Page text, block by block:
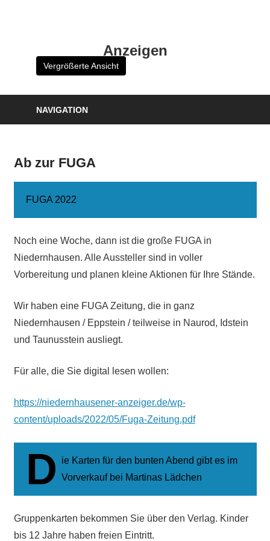
Anzeigen
Vergrößerte Ansicht
NAVIGATION
Ab zur FUGA
FUGA 2022
Noch eine Woche, dann ist die große FUGA in
Niedernhausen. Alle Aussteller sind in voller
Vorbereitung und planen kleine Aktionen für Ihre Stände.
Wir haben eine FUGA Zeitung, die in ganz
Niedernhausen / Eppstein / teilweise in Naurod, Idstein
und Taunusstein ausliegt.
Für alle, die Sie digital lesen wollen:
https://niedernhausener-anzeiger.de/wp-
content/uploads/2022/05/Fuga-Zeitung.pdf
D
ie Karten für den bunten Abend gibt es im
Vorverkauf bei Martinas Lädchen
Gruppenkarten bekommen Sie über den Verlag. Kinder
bis 12 Jahre haben freien Eintritt.